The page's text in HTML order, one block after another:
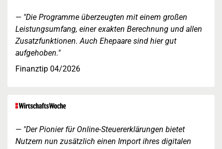
"Die Programme überzeugten mit einem großen
Leistungsumfang, einer exakten Berechnung und allen
Zusatzfunktionen. Auch Ehepaare sind hier gut
aufgehoben."
Finanztip 04/2026
"Der Pionier für Online-Steuererklärungen bietet
Nutzern nun zusätzlich einen Import ihres digitalen